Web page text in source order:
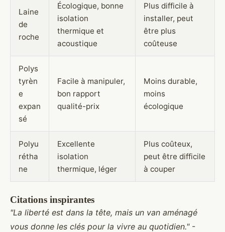
Laine
de
roche
Écologique, bonne
isolation
thermique et
acoustique
Plus difficile à
installer, peut
être plus
coûteuse
Polys
tyrèn
e
expan
sé
Facile à manipuler,
bon rapport
qualité-prix
Moins durable,
moins
écologique
Polyu
rétha
ne
Excellente
isolation
thermique, léger
Plus coûteux,
peut être difficile
à couper
Citations inspirantes
"La liberté est dans la tête, mais un van aménagé
vous donne les clés pour la vivre au quotidien."-